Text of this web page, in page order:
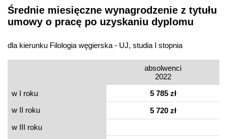
Średnie miesięczne wynagrodzenie z tytułu
umowy o pracę po uzyskaniu dyplomu
dla kierunku Filologia węgierska - UJ, studia I stopnia
absolwenci
2022
w I roku
5 785 zł
w II roku
5 720 zł
w III roku